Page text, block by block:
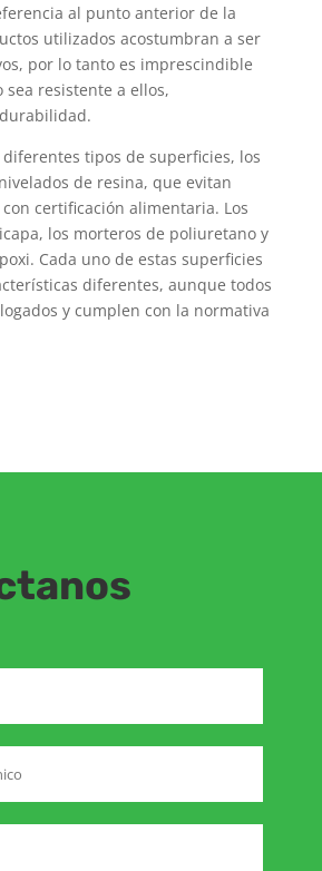
al punto anterior de la
utilizados acostumbran a ser
por lo tanto es imprescindible
resistente a ellos,
tipos de superficies, los
de resina, que evitan
certificación alimentaria. Los
los morteros de poliuretano y
Cada uno de estas superficies
diferentes, aunque todos
y cumplen con la normativa